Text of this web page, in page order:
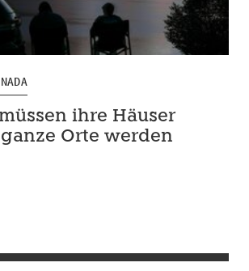
ihre Häuser
Orte werden